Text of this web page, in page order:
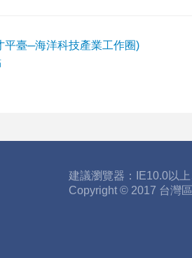
平臺─海洋科技產業工作圈)
建議瀏覽器：IE10.0以
Copyright © 2017 台灣